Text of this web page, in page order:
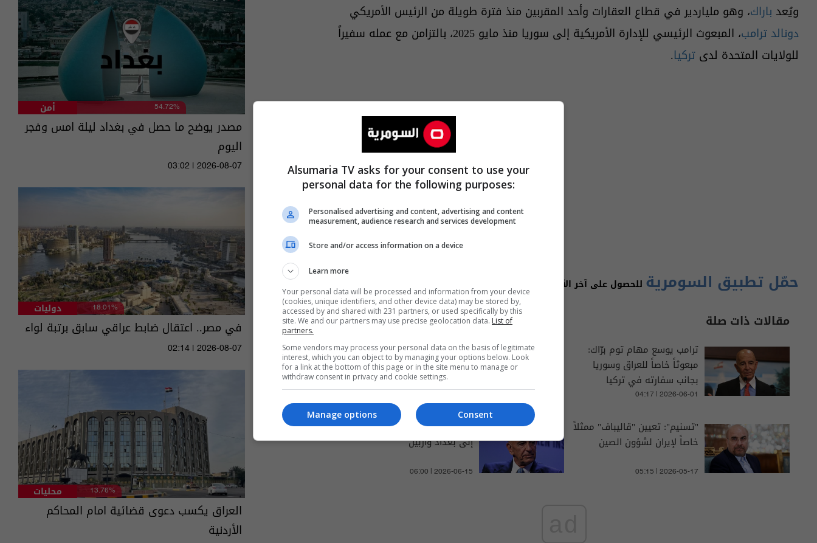
ويُعد باراك، وهو ملياردير في قطاع العقارات وأحد المقربين منذ فترة طويلة من الرئيس الأمريكي
دونالد ترامب
، المبعوث الرئيسي للإدارة الأمريكية إلى سوريا منذ مايو 2025، بالتزامن مع عمله سفيراً
للولايات المتحدة لدى تركيا.
حمّل تطبيق السومرية للحصول على آخر الأخبار والتغطيات الخاصة
مقالات ذات صلة
ترامب يوسع مهام توم برّاك:
مبعوثاً خاصاً للعراق وسوريا
بجانب سفارته في تركيا
04:17 | 2026-06-01
استمراره في قيادة ملف
العراق.. واشنطن تنهي مهام
توم باراك مبعوثاً خاصاً لسوريا
"تسنيم": تعيين "قاليباف" ممثلاً
خاصاً لإيران لشؤون الصين
05:15 | 2026-05-17
تفاصيل ما وراء زيارة "توم برّاك"
إلى بغداد وأربيل
06:00 | 2026-06-15
أمن 54.72%
مصدر يوضح ما حصل في بغداد ليلة امس وفجر
اليوم
03:02 | 2026-08-07
دوليات 18.01%
في مصر.. اعتقال ضابط عراقي سابق برتبة لواء
02:14 | 2026-08-07
محليات 13.76%
العراق يكسب دعوى قضائية امام المحاكم
الأردنية
Alsumaria TV asks for your consent to use your
personal data for the following purposes:
Personalised advertising and content, advertising and content
measurement, audience research and services development
Store and/or access information on a device
Learn more
Your personal data will be processed and information from your device
(cookies, unique identifiers, and other device data) may be stored by,
accessed by and shared with 231 partners, or used specifically by this
site. We and our partners may use precise geolocation data. List of
partners.
Some vendors may process your personal data on the basis of legitimate
interest, which you can object to by managing your options below. Look
for a link at the bottom of this page or in the site menu to manage or
withdraw consent in privacy and cookie settings.
Consent
Manage options